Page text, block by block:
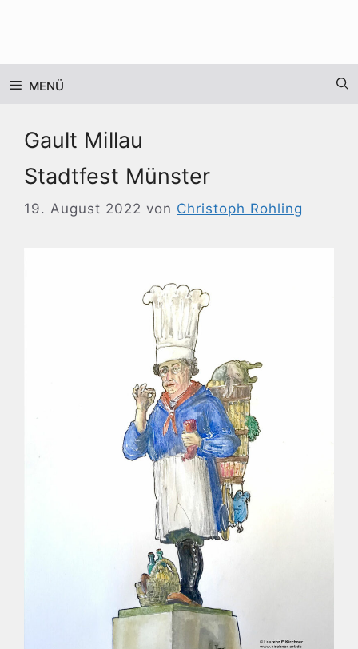
MENÜ
Gault Millau
Stadtfest Münster
19. August 2022 von Christoph Rohling